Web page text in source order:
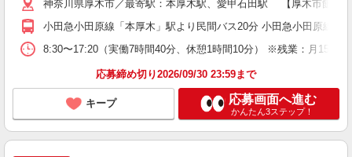
神奈川県厚木市／最寄駅：本厚木駅、愛甲石田駅 【厚木市飯
小田急小田原線「本厚木」駅より民間バス20分 小田急小田原線「
8:30〜17:20（実働7時間40分、休憩1時間10分） ※残業：月15〜
応募締め切り2026/09/30 23:59まで
キープ 応募画面へ進む
かんたん3ステップ！